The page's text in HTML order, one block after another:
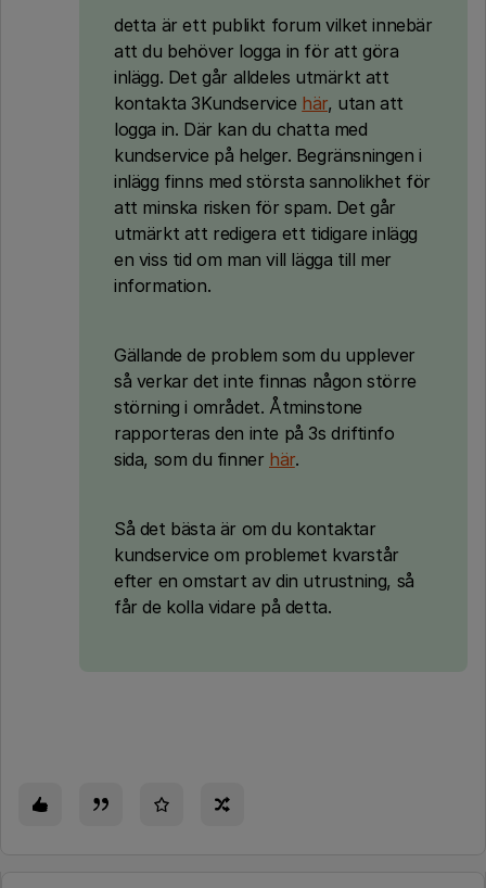
detta är ett publikt forum vilket innebär
att du behöver logga in för att göra
inlägg. Det går alldeles utmärkt att
kontakta 3Kundservice här, utan att
logga in. Där kan du chatta med
kundservice på helger. Begränsningen i
inlägg finns med största sannolikhet för
att minska risken för spam. Det går
utmärkt att redigera ett tidigare inlägg
en viss tid om man vill lägga till mer
information.
Gällande de problem som du upplever
så verkar det inte finnas någon större
störning i området. Åtminstone
rapporteras den inte på 3s driftinfo
sida, som du finner här.
Så det bästa är om du kontaktar
kundservice om problemet kvarstår
efter en omstart av din utrustning, så
får de kolla vidare på detta.